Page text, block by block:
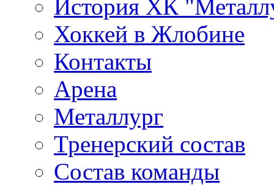
История ХК
Хоккей в Жлобине
Контакты
Арена
Металлург
Тренерский состав
Состав команды